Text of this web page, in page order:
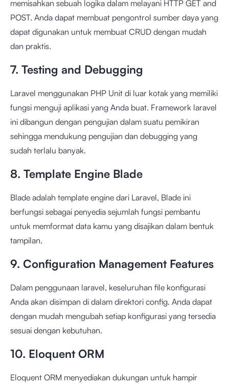
memisahkan sebuah logika dalam melayani HTTP GET and
POST. Anda dapat membuat pengontrol sumber daya yang
dapat digunakan untuk membuat CRUD dengan mudah
dan praktis.
7. Testing and Debugging
Laravel menggunakan PHP Unit di luar kotak yang memiliki
fungsi menguji aplikasi yang Anda buat. Framework laravel
ini dibangun dengan pengujian dalam suatu pemikiran
sehingga mendukung pengujian dan debugging yang
sudah terlalu banyak.
8. Template Engine Blade
Blade adalah template engine dari Laravel, Blade ini
berfungsi sebagai penyedia sejumlah fungsi pembantu
untuk memformat data kamu yang disajikan dalam bentuk
tampilan.
9. Configuration Management Features
Dalam penggunaan laravel, keseluruhan file konfigurasi
Anda akan disimpan di dalam direktori config. Anda dapat
dengan mudah mengubah setiap konfigurasi yang tersedia
sesuai dengan kebutuhan.
10. Eloquent ORM
Eloquent ORM menyediakan dukungan untuk hampir